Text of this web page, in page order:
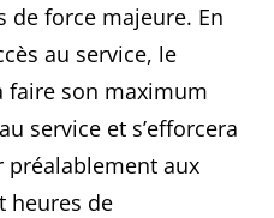
de force majeure. En
au service, le
faire son maximum
service et s’efforcera
aux
heures de